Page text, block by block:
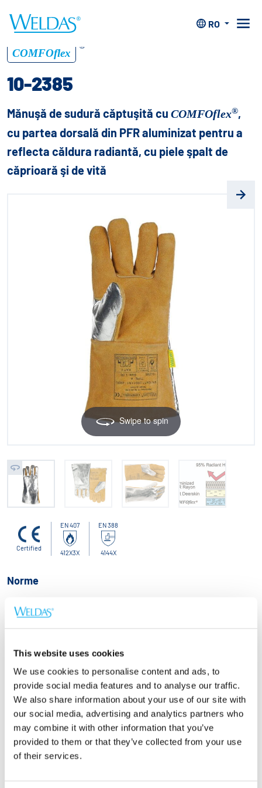
This website uses cookies
We use cookies to personalise content and ads, to
provide social media features and to analyse our traffic.
We also share information about your use of our site with
our social media, advertising and analytics partners who
may combine it with other information that you’ve
provided to them or that they’ve collected from your use
of their services.
RO
2385
COMFOflex
®
10-2385
Mănuşă de sudură căptuşită cu COMFOflex®,
cu partea dorsală din PFR aluminizat pentru a
reflecta căldura radiantă, cu piele şpalt de
căprioară şi de vită
Swipe to spin
Certified
EN 407
412X3X
EN 388
4144X
Norme
EN 12477 (2001+A1:2005) TYPE A
EN 388
Dimensiuni
L (9) XL (9 1/2) XXL (10 1/2)